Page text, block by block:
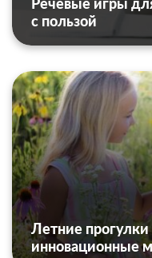
с пользой
Летние
инновационные